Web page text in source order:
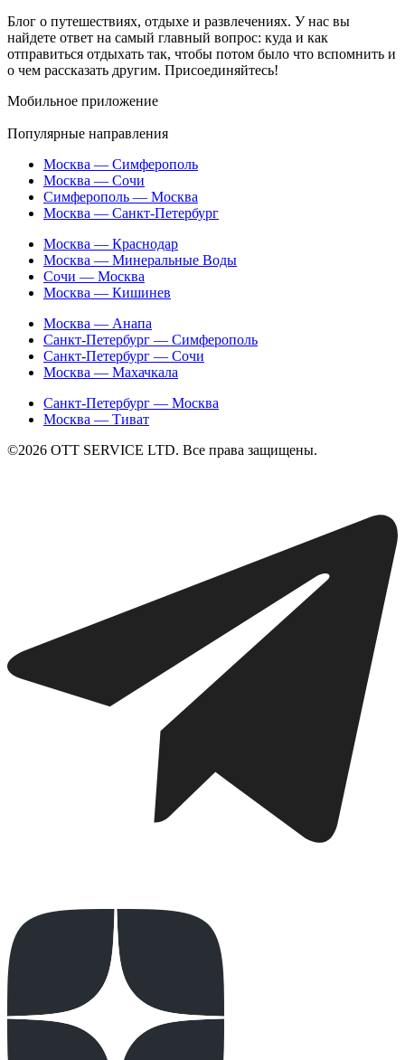
Блог о путешествиях, отдыхе и развлечениях. У нас вы
найдете ответ на самый главный вопрос: куда и как
отправиться отдыхать так, чтобы потом было что вспомнить и
о чем рассказать другим. Присоединяйтесь!
Мобильное приложение
Популярные направления
Москва — Симферополь
Москва — Сочи
Симферополь — Москва
Москва — Санкт-Петербург
Москва — Краснодар
Москва — Минеральные Воды
Сочи — Москва
Москва — Кишинев
Москва — Анапа
Санкт-Петербург — Симферополь
Санкт-Петербург — Сочи
Москва — Махачкала
Санкт-Петербург — Москва
Москва — Тиват
©2026 ОТТ SERVICE LTD. Все права защищены.